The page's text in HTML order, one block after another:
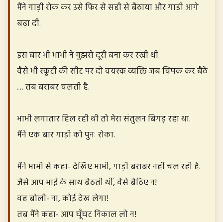
मैंने गाड़ी रोक कर उसे फिर से सही से बैठाया और गाड़ी आगे
बढ़ा दी.
इस बार भी भाभी ने मुझसे दूरी बना कर रखी थी.
वैसे भी स्कूटी की सीट पर दो वयस्क व्यक्ति जब चिपक कर बैठें
… तब बराबर चलती है.
भाभी लगातार हिल रही थी तो मेरा संतुलन बिगड़ रहा था.
मैंने एक बार गाड़ी को पुनः रोका.
मैंने भाभी से कहा- देखिए भाभी, गाड़ी बराबर नहीं चल रही है.
जैसे आप भाई के साथ बैठती थीं, वैसे बैठिए न!
वह बोली- ना, कोई देख लेगा!
तब मैंने कहा- आप घूँघट निकाल लो न!